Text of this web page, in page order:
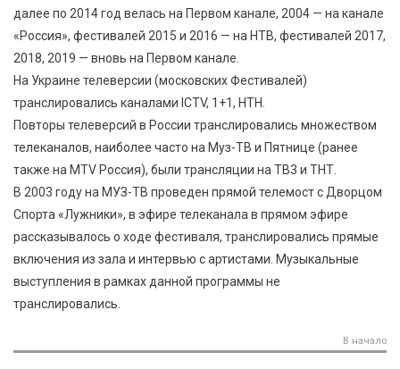
далее по 2014 год велась на Первом канале, 2004 — на канале
«Россия», фестивалей 2015 и 2016 — на НТВ, фестивалей 2017,
2018, 2019 — вновь на Первом канале.
На Украине телеверсии (московских Фестивалей)
транслировались каналами ICTV, 1+1, НТН.
Повторы телеверсий в России транслировались множеством
телеканалов, наиболее часто на Муз-ТВ и Пятнице (ранее
также на MTV Россия), были трансляции на ТВ3 и ТНТ.
В 2003 году на МУЗ-ТВ проведен прямой телемост с Дворцом
Спорта «Лужники», в эфире телеканала в прямом эфире
рассказывалось о ходе фестиваля, транслировались прямые
включения из зала и интервью с артистами. Музыкальные
выступления в рамках данной программы не
транслировались.
В начало